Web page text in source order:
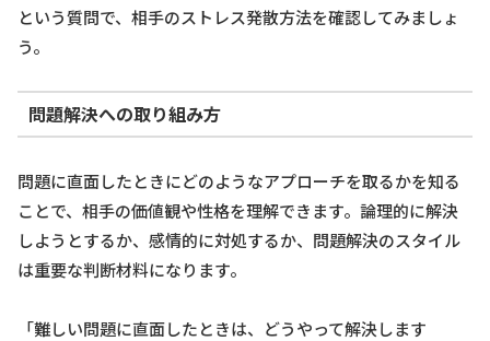
という質問で、相手のストレス発散方法を確認してみましょ
う。
問題解決への取り組み方
問題に直面したときにどのようなアプローチを取るかを知る
ことで、相手の価値観や性格を理解できます。論理的に解決
しようとするか、感情的に対処するか、問題解決のスタイル
は重要な判断材料になります。
「難しい問題に直面したときは、どうやって解決します